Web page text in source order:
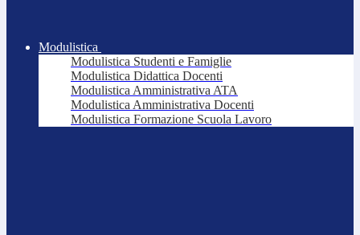
Modulistica
Modulistica Studenti e Famiglie
Modulistica Didattica Docenti
Modulistica Amministrativa ATA
Modulistica Amministrativa Docenti
Modulistica Formazione Scuola Lavoro